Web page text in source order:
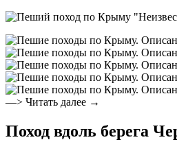
—> Читать далее →
Поход вдоль берега